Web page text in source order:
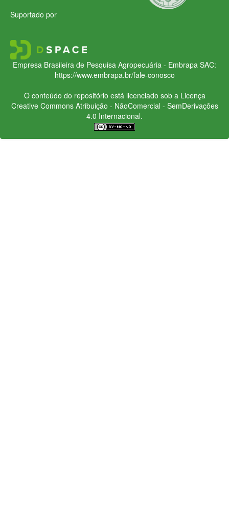
Suportado por
Empresa Brasileira de Pesquisa Agropecuária - Embrapa SAC:
https://www.embrapa.br/fale-conosco
O conteúdo do repositório está licenciado sob a Licença
Creative CommonsAtribuição - NãoComercial - SemDerivações
4.0 Internacional.